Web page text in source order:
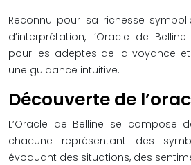
Reconnu pour sa richesse
d’interprétation, l’Oracle de
pour les adeptes de la voyance
une guidance intuitive.
Découverte de
L’Oracle de Belline se compose
chacune représentant des
évoquant des situations, des